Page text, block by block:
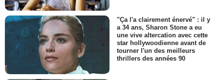
"Ça l'a clairement énervé" : il y
a 34 ans, Sharon Stone a eu
une vive altercation avec cette
star hollywoodienne avant de
tourner l'un des meilleurs
thrillers des années 90